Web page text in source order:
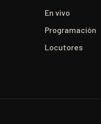
En vivo
Programación
Locutores